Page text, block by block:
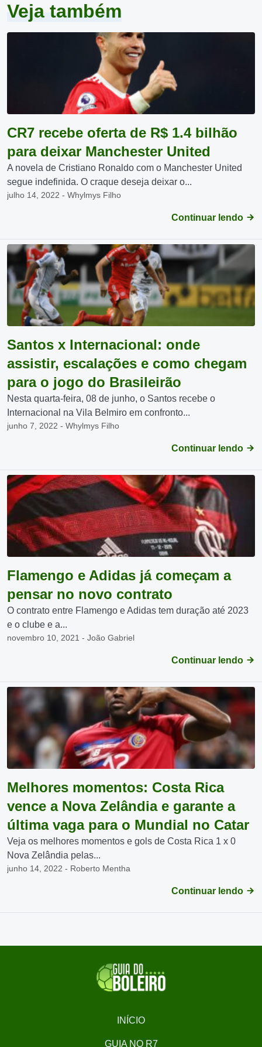
Veja também
CR7 recebe oferta de R$ 1.4 bilhão
para deixar Manchester United
A novela de Cristiano Ronaldo com o Manchester United
segue indefinida. O craque deseja deixar o...
julho 14, 2022 - Whylmys Filho
Continuar lendo
Santos x Internacional: onde
assistir, escalações e como chegam
para o jogo do Brasileirão
Nesta quarta-feira, 08 de junho, o Santos recebe o
Internacional na Vila Belmiro em confronto...
junho 7, 2022 - Whylmys Filho
Continuar lendo
Flamengo e Adidas já começam a
pensar no novo contrato
O contrato entre Flamengo e Adidas tem duração até 2023
e o clube e a...
novembro 10, 2021 - João Gabriel
Continuar lendo
Melhores momentos: Costa Rica
vence a Nova Zelândia e garante a
última vaga para o Mundial no Catar
Veja os melhores momentos e gols de Costa Rica 1 x 0
Nova Zelândia pelas...
junho 14, 2022 - Roberto Mentha
Continuar lendo
INÍCIO
GUIA NO R7